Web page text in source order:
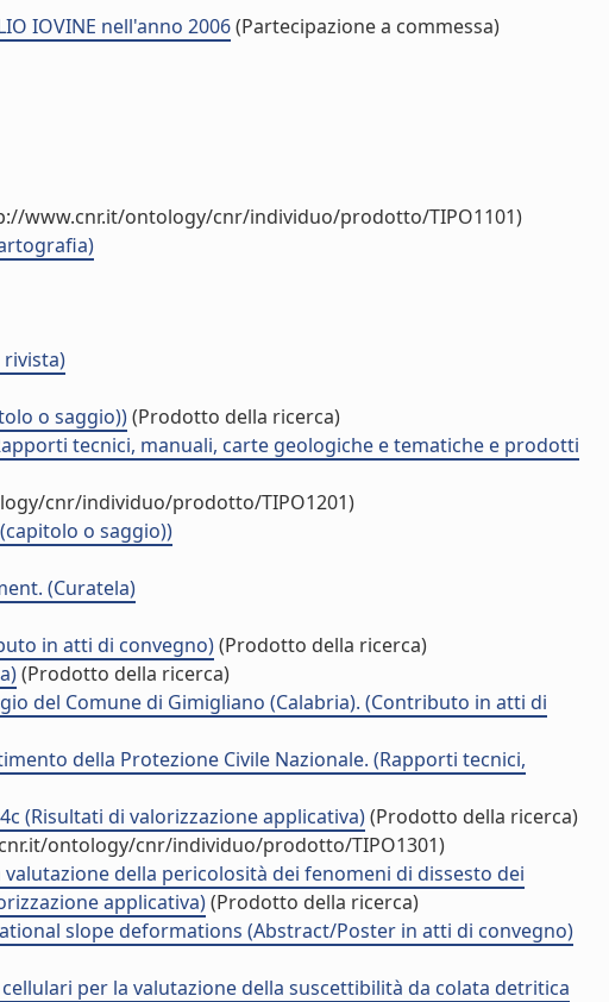
IOVINE nell'anno 2006(Partecipazione a commessa)
www.cnr.it/ontology/cnr/individuo/prodotto/TIPO1101)
rivista)
o saggio))(Prodotto della ricerca)
tecnici, manuali, carte geologiche e tematiche e prodotti
cnr/individuo/prodotto/TIPO1201)
o saggio))
(Curatela)
in atti di convegno)(Prodotto della ricerca)
(Prodotto della ricerca)
del Comune di Gimigliano (Calabria). (Contributo in atti di
della Protezione Civile Nazionale. (Rapporti tecnici,
(Risultati di valorizzazione applicativa)(Prodotto della ricerca)
ontology/cnr/individuo/prodotto/TIPO1301)
valutazione della pericolosità dei fenomeni di dissesto dei
applicativa)(Prodotto della ricerca)
slope deformations (Abstract/Poster in atti di convegno)
per la valutazione della suscettibilità da colata detritica